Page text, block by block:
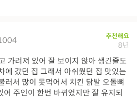
추천해요
8년
가려져 있어 잘 보이지 않아 생긴줄도
에 갔던 집 그래서 아쉬웠던 집 맛있는
러서 많이 못먹어서 치킨 닭발 오돌뼈
주인이 한번 바뀌었지만 잘 유지되